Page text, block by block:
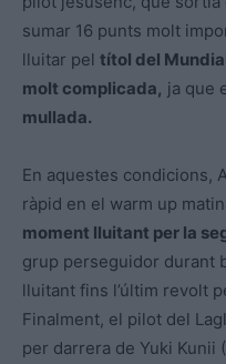
sumar 16 punts molt
lluitar pel títol del
molt complicada, ja que
mullada.
En aquestes condicions,
ràpid en el warm up
moment lluitant per la
grup perseguidor durant
lluitant fins l’últim revolt
Finalment, el pilot del
per darrera de Yuki Kunii